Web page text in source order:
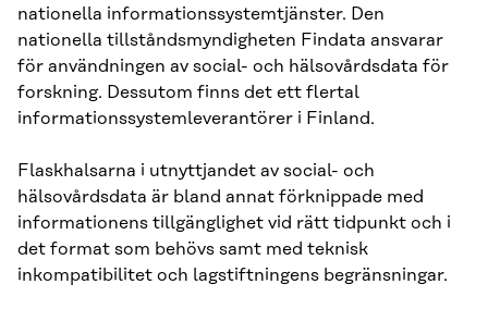
nationella informationssystemtjänster. Den
nationella tillståndsmyndigheten Findata ansvarar
för användningen av social- och hälsovårdsdata för
forskning. Dessutom finns det ett flertal
informationssystemleverantörer i Finland.
Flaskhalsarna i utnyttjandet av social- och
hälsovårdsdata är bland annat förknippade med
informationens tillgänglighet vid rätt tidpunkt och i
det format som behövs samt med teknisk
inkompatibilitet och lagstiftningens begränsningar.